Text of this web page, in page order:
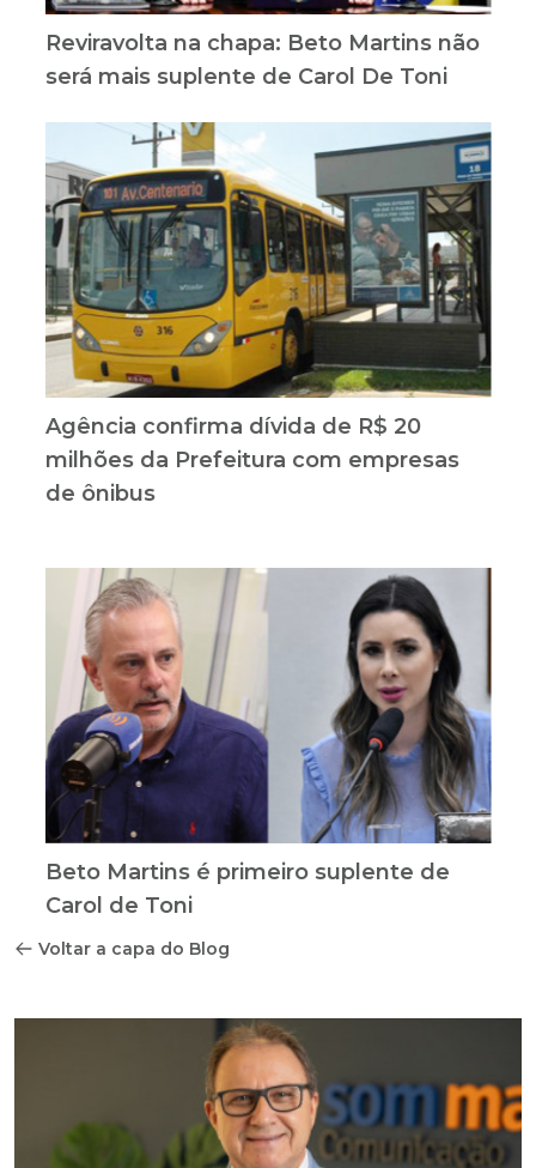
Reviravolta na chapa: Beto Martins não
será mais suplente de Carol De Toni
Agência confirma dívida de R$ 20
milhões da Prefeitura com empresas
de ônibus
Beto Martins é primeiro suplente de
Carol de Toni
Voltar a capa do Blog